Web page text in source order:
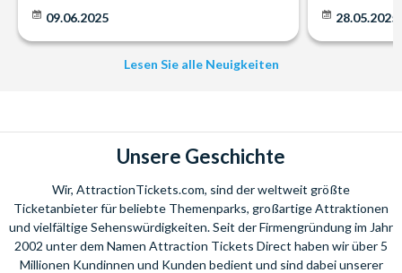
09.06.2025 28.05.2025
Lesen Sie alle Neuigkeiten
Unsere Geschichte
Wir, AttractionTickets.com, sind der weltweit größte
Ticketanbieter für beliebte Themenparks, großartige Attraktionen
und vielfältige Sehenswürdigkeiten. Seit der Firmengründung im Jahr
2002 unter dem Namen Attraction Tickets Direct haben wir über 5
Millionen Kundinnen und Kunden bedient und sind dabei unserer